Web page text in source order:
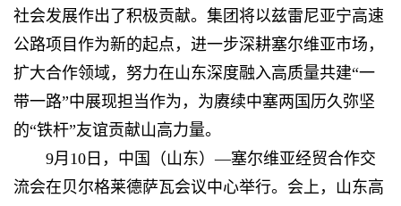
社会发展作出了积极贡献。集团将以兹雷尼亚宁高速
公路项目作为新的起点，进一步深耕塞尔维亚市场，
扩大合作领域，努力在山东深度融入高质量共建“一
带一路”中展现担当作为，为赓续中塞两国历久弥坚
的“铁杆”友谊贡献山高力量。
9月10日，中国（山东）—塞尔维亚经贸合作交
流会在贝尔格莱德萨瓦会议中心举行。 会上，山东高